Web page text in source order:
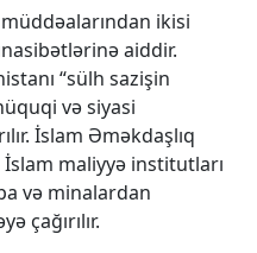
ikisi
aiddir.
“sülh sazişin
və siyasi
İslam Əməkdaşlıq
İslam maliyyə institutları
və minalardan
çağırılır.